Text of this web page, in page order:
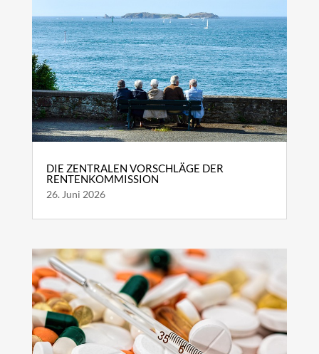
DIE ZENTRALEN VORSCHLÄGE DER
RENTENKOMMISSION
26. Juni 2026